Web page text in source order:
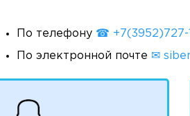
По телефону ☎ +7(3952)727-
По электронной почте ✉